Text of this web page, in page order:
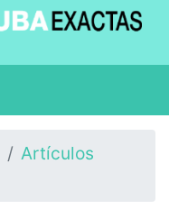
Artículos